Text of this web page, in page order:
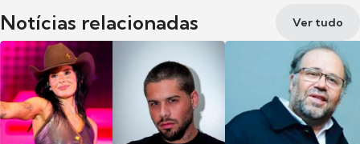
Notícias relacionadas Ver tudo